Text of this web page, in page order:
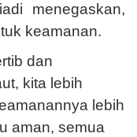
menegaskan,
keamanan.
dan
kita lebih
lebih
aman, semua